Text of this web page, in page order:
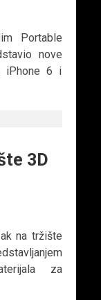
Portable
nove
iPhone 6 i
3D
na tržište
za